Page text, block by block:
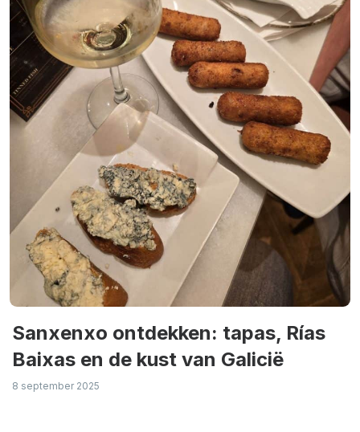
Sanxenxo ontdekken: tapas, Rías
Baixas en de kust van Galicië
8 september 2025